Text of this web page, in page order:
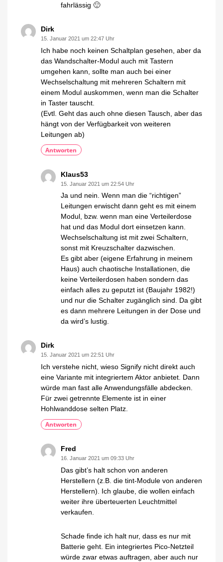
fahrlässig 🙂
Dirk
15. Januar 2021 um 22:47 Uhr
Ich habe noch keinen Schaltplan gesehen, aber da
das Wandschalter-Modul auch mit Tastern
umgehen kann, sollte man auch bei einer
Wechselschaltung mit mehreren Schaltern mit
einem Modul auskommen, wenn man die Schalter
in Taster tauscht.
(Evtl. Geht das auch ohne diesen Tausch, aber das
hängt von der Verfügbarkeit von weiteren
Leitungen ab)
Antworten
Klaus53
15. Januar 2021 um 22:54 Uhr
Ja und nein. Wenn man die “richtigen”
Leitungen erwischt dann geht es mit einem
Modul, bzw. wenn man eine Verteilerdose
hat und das Modul dort einsetzen kann.
Wechselschaltung ist mit zwei Schaltern,
sonst mit Kreuzschalter dazwischen.
Es gibt aber (eigene Erfahrung in meinem
Haus) auch chaotische Installationen, die
keine Verteilerdosen haben sondern das
einfach alles zu geputzt ist (Baujahr 1982!)
und nur die Schalter zugänglich sind. Da gibt
es dann mehrere Leitungen in der Dose und
da wird’s lustig.
Dirk
15. Januar 2021 um 22:51 Uhr
Ich verstehe nicht, wieso Signify nicht direkt auch
eine Variante mit integriertem Aktor anbietet. Dann
würde man fast alle Anwendungsfälle abdecken.
Für zwei getrennte Elemente ist in einer
Hohlwanddose selten Platz.
Antworten
Fred
16. Januar 2021 um 09:33 Uhr
Das gibt’s halt schon von anderen
Herstellern (z.B. die tint-Module von anderen
Herstellern). Ich glaube, die wollen einfach
weiter ihre überteuerten Leuchtmittel
verkaufen.
Schade finde ich halt nur, dass es nur mit
Batterie geht. Ein integriertes Pico-Netzteil
würde zwar etwas auftragen, aber auch nur